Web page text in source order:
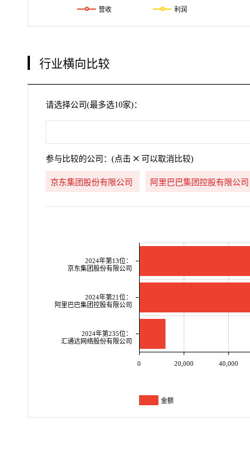
营收 利润
行业横向比较
请选择公司(最多选10家)：
参与比较的公司：(点击 可以取消比较)
京东集团股份有限公司 阿里巴巴集团控股有限公司
2024年第13位：
京东集团股份有限公司
2024年第21位：
阿里巴巴集团控股有限公司
2024年第235位：
汇通达网络股份有限公司
0 20,000 40,000
金额